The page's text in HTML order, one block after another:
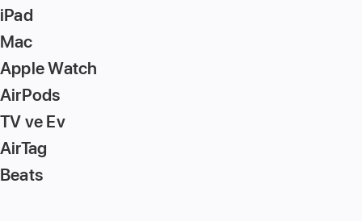
iPad
Mac
Apple Watch
AirPods
TV ve Ev
AirTag
Beats